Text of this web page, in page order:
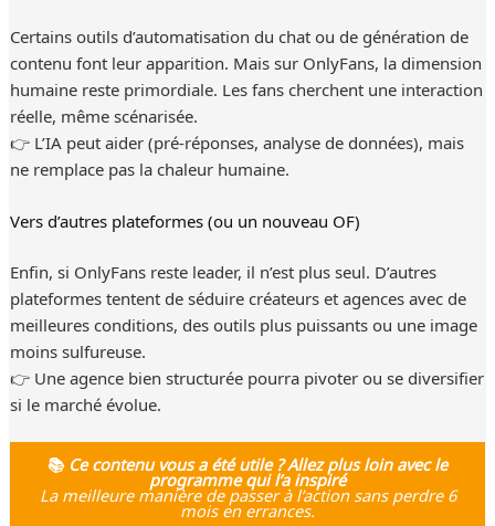
Certains outils d’automatisation du chat ou de génération de
contenu font leur apparition. Mais sur OnlyFans, la dimension
humaine reste primordiale. Les fans cherchent une interaction
réelle, même scénarisée.
👉 L’IA peut aider (pré-réponses, analyse de données), mais
ne remplace pas la chaleur humaine.
Vers d’autres plateformes (ou un nouveau OF)
Enfin, si OnlyFans reste leader, il n’est plus seul. D’autres
plateformes tentent de séduire créateurs et agences avec de
meilleures conditions, des outils plus puissants ou une image
moins sulfureuse.
👉 Une agence bien structurée pourra pivoter ou se diversifier
si le marché évolue.
📚Ce contenu vous a été utile ? Allez plus loin avec le
programme qui l’a inspiré
La meilleure manière de passer à l’action sans perdre 6
mois en errances.